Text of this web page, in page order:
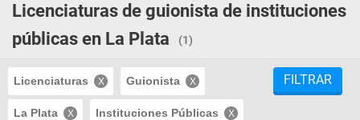
Licenciaturas de guionista de instituciones
públicas en La Plata
(1)
Licenciaturas Guionista
La Plata Instituciones Públicas
FILTRAR